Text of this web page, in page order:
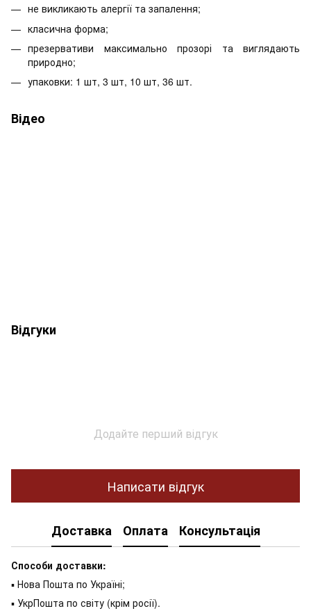
не викликають алергії та запалення;
класична форма;
презервативи максимально прозорі та виглядають
природно;
упаковки: 1 шт, 3 шт, 10 шт, 36 шт.
Відео
Відгуки
Додайте перший відгук
Написати відгук
Доставка Оплата Консультація
Способи доставки:
▪ Нова Пошта по Україні;
▪ УкрПошта по світу (крім росії).